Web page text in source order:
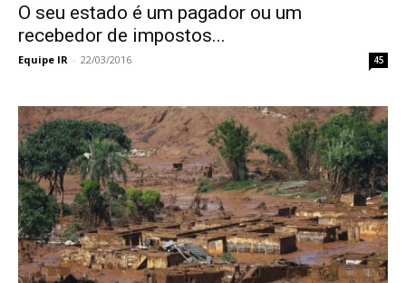
O seu estado é um pagador ou um
recebedor de impostos...
Equipe IR - 22/03/2016 45